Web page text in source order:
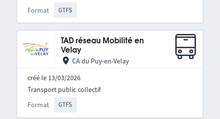
Format GTFS
TAD réseau Mobilité en
Velay
CA du Puy-en-Velay
créé le 13/03/2026
Format GTFS
Transport public collectif